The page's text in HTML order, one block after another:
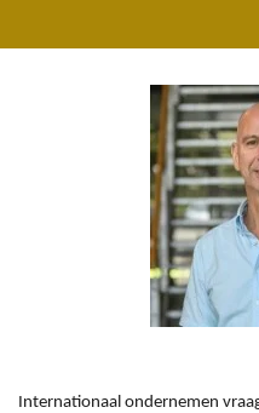
direct
Internationaal ondernemen